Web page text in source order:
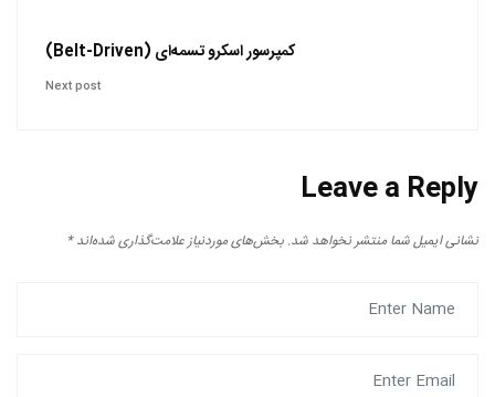
کمپرسور اسکرو تسمه‌ای (Belt-Driven)
Next post
Leave a Reply
نشانی ایمیل شما منتشر نخواهد شد. بخش‌های موردنیاز علامت‌گذاری شده‌اند*